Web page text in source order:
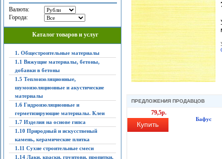
Валюта:
Города:
Каталог товаров и услуг
1. Общестроительные материалы
1.1 Вяжущие материалы, бетоны,
добавки в бетоны
1.5 Теплоизоляционные,
шумоизоляционные и акустические
материалы
1.6 Гидроизоляционные и
герметизирующие материалы. Клеи
1.7 Изделия на основе гипса
1.10 Природный и искусственый
камень, керамические плитка
1.11 Сухие строительные смеси
1.14 Лаки, краски, грунтови, пропитки,
ПРЕДЛОЖЕНИЯ ПРОДАВЦОВ
79,5р.
Купить
Бафус